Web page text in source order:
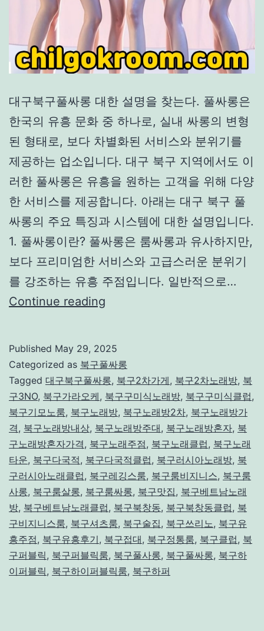
대구북구풀싸롱 대한 설명을 찾는다. 풀싸롱은
한국의 유흥 문화 중 하나로, 실내 싸롱의 변형
된 형태로, 보다 차별화된 서비스와 분위기를
제공하는 업소입니다. 대구 북구 지역에서도 이
러한 풀싸롱은 유흥을 원하는 고객을 위해 다양
한 서비스를 제공합니다. 아래는 대구 북구 풀
싸롱의 주요 특징과 시스템에 대한 설명입니다.
1. 풀싸롱이란? 풀싸롱은 룸싸롱과 유사하지만,
보다 프리미엄한 서비스와 고급스러운 분위기
를 강조하는 유흥 주점입니다. 일반적으로…
Continue reading
구
풀
싸
롱
Published May 29, 2025
Categorized as 북구풀싸롱
Tagged 대구북구풀싸롱, 북구2차가게, 북구2차노래방, 북
구3NO, 북구가라오케, 북구구미식노래방, 북구구미식클럽,
북구기모노룸, 북구노래방, 북구노래방2차, 북구노래방가
격, 북구노래방내상, 북구노래방주대, 북구노래방혼자, 북
구노래방혼자가격, 북구노래주점, 북구노래클럽, 북구노래
타운, 북구다국적, 북구다국적클럽, 북구러시아노래방, 북
구러시아노래클럽, 북구레깅스룸, 북구룸비지니스, 북구룸
사롱, 북구룸살롱, 북구룸싸롱, 북구맛집, 북구베트남노래
방, 북구베트남노래클럽, 북구북창동, 북구북창동클럽, 북
구비지니스룸, 북구셔츠룸, 북구술집, 북구쓰리노, 북구유
흥주점, 북구유흥후기, 북구접대, 북구정통룸, 북구클럽, 북
구퍼블릭, 북구퍼블릭룸, 북구풀사롱, 북구풀싸롱, 북구하
이퍼블릭, 북구하이퍼블릭룸, 북구하퍼